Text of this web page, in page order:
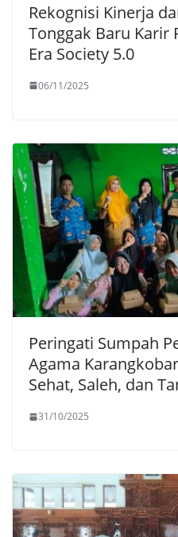
Rekognisi Kinerja
Tonggak Baru Karir
Era Society 5.0
06/11/2025
Peringati Sumpah
Agama
Sehat, Saleh, dan
31/10/2025